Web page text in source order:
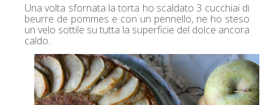
Una volta sfornata la torta ho scaldato 3 cucchiai di
beurre de pommes e con un pennello, ne ho steso
un velo sottile su tutta la superficie del dolce ancora
caldo.